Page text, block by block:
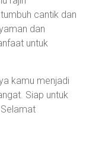
cantik dan
dan
untuk
kamu menjadi
Siap untuk